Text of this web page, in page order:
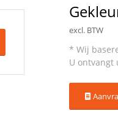
excl. BTW